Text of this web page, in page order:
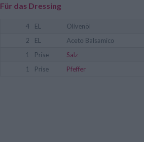
Für das Dressing
4 EL
Olivenöl
2
EL
Aceto Balsamico
1
Prise
Salz
1
Prise Pfeffer